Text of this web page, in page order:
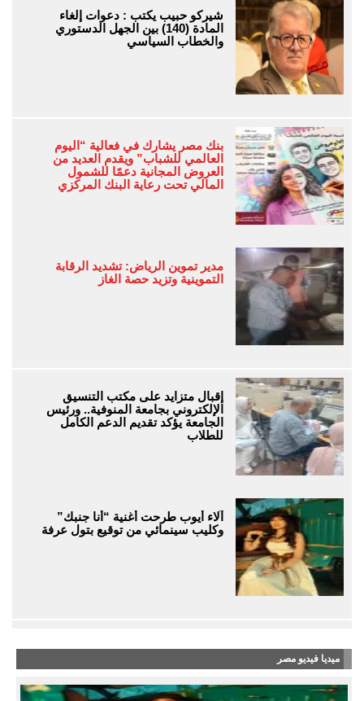
شيركو حبيب يكتب : دعوات إلغاء
المادة (140) بين الجهل الدستوري
والخطاب السياسي
بنك مصر يشارك في فعالية “اليوم
العالمي للشباب” ويقدم العديد من
العروض المجانية دعمًا للشمول
المالي تحت رعاية البنك المركزي
مدير تموين الرياض: تشديد الرقابة
التموينية وتزيد حصة الغاز
إقبال متزايد على مكتب التنسيق
الإلكتروني بجامعة المنوفية.. ورئيس
الجامعة يؤكد تقديم الدعم الكامل
للطلاب
آلاء أيوب طرحت أغنية “أنا جنبك”
وكليب سينمائي من توقيع بتول عرفة
ميديا فيديو مصر